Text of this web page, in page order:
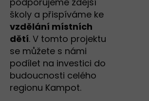
školy a přispíváme ke
vzdělání místních
dětí. V tomto projektu
se můžete s námi
podílet na investici do
budoucnosti celého
regionu Kampot.